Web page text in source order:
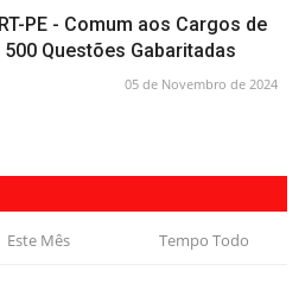
PE - Comum aos Cargos de
Questões Gabaritadas
05 de Novembro de 2024
Este Mês Tempo Todo